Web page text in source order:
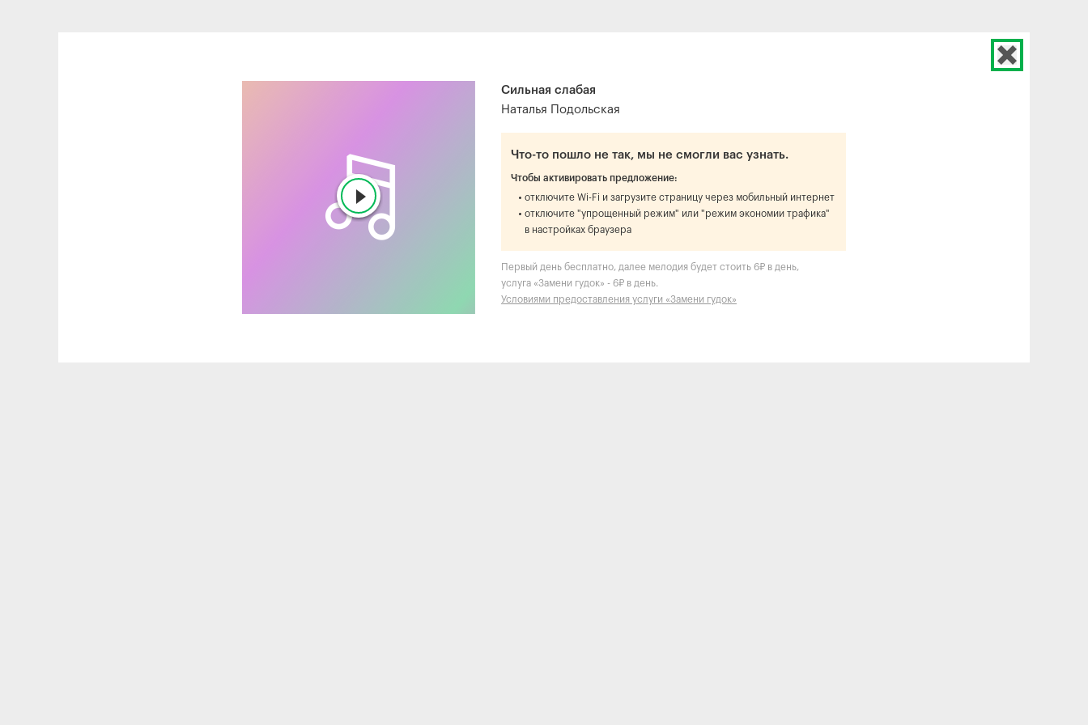
Сильная слабая
Наталья Подольская
Что-то пошло не так, мы не смогли вас узнать.
Чтобы активировать предложение:
отключите Wi-Fi и загрузите страницу через мобильный интернет
отключите "упрощенный режим" или "режим экономии трафика"
в настройках браузера
Первый день бесплатно, далее мелодия будет стоить 6₽ в день,
услуга «Замени гудок» - 6₽ в день.
Условиями предоставления услуги «Замени гудок»